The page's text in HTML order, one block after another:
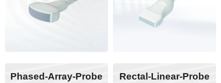
Phased-Array-Probe Rectal-Linear-Probe